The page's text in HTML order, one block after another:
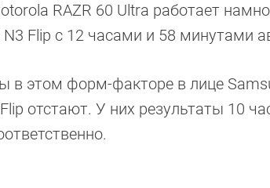
RAZR 60 Ultra работает
N3 Flip с 12 часами и 58 минутами
в этом форм-факторе в лице
отстают. У них результаты 10